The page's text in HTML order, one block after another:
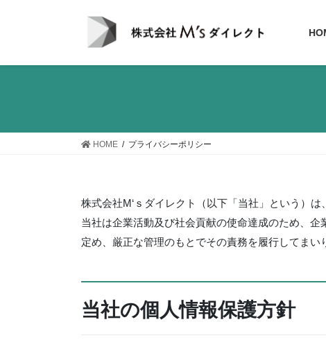
HOME プライバシーポリシー
株式会社M‘ｓダイレクト（以下「当社」という）
当社は企業活動及び社会貢献の使命達成のため、
定め、厳正な管理のもとでその責務を履行してまい
当社の個人情報保護方針